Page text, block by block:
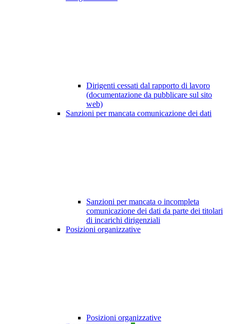
Dirigenti cessati dal rapporto di lavoro
(documentazione da pubblicare sul sito
web)
Sanzioni per mancata comunicazione dei dati
Sanzioni per mancata o incompleta
comunicazione dei dati da parte dei titolari
di incarichi dirigenziali
Posizioni organizzative
Posizioni organizzative